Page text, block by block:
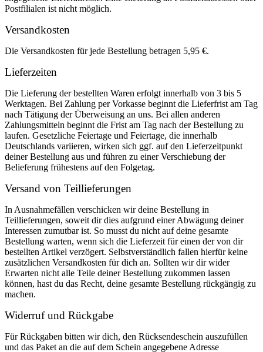
Postfilialen ist nicht möglich.
Versandkosten
Die Versandkosten für jede Bestellung betragen 5,95 €.
Lieferzeiten
Die Lieferung der bestellten Waren erfolgt innerhalb von 3 bis 5
Werktagen. Bei Zahlung per Vorkasse beginnt die Lieferfrist am Tag
nach Tätigung der Überweisung an uns. Bei allen anderen
Zahlungsmitteln beginnt die Frist am Tag nach der Bestellung zu
laufen. Gesetzliche Feiertage und Feiertage, die innerhalb
Deutschlands variieren, wirken sich ggf. auf den Lieferzeitpunkt
deiner Bestellung aus und führen zu einer Verschiebung der
Belieferung frühestens auf den Folgetag.
Versand von Teillieferungen
In Ausnahmefällen verschicken wir deine Bestellung in
Teillieferungen, soweit dir dies aufgrund einer Abwägung deiner
Interessen zumutbar ist. So musst du nicht auf deine gesamte
Bestellung warten, wenn sich die Lieferzeit für einen der von dir
bestellten Artikel verzögert. Selbstverständlich fallen hierfür keine
zusätzlichen Versandkosten für dich an. Sollten wir dir wider
Erwarten nicht alle Teile deiner Bestellung zukommen lassen
können, hast du das Recht, deine gesamte Bestellung rückgängig zu
machen.
Widerruf und Rückgabe
Für Rückgaben bitten wir dich, den Rücksendeschein auszufüllen
und das Paket an die auf dem Schein angegebene Adresse